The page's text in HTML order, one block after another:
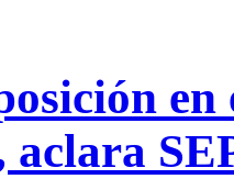
en
aclara